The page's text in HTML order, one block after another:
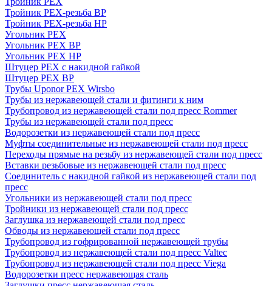
Тройник PEX-резьба ВР
Тройник PEX-резьба НР
Угольник PEX
Угольник PEX ВР
Угольник PEX НР
Штуцер PEX c накидной гайкой
Штуцер PEX ВР
Трубы Uponor PEX Wirsbo
Трубы из нержавеющей стали и фитинги к ним
Трубопровод из нержавеющей стали под пресс Rommer
Трубы из нержавеющей стали под пресс
Водорозетки из нержавеющей стали под пресс
Муфты соединительные из нержавеющей стали под пресс
Переходы прямые на резьбу из нержавеющей стали под пресс
Вставки резьбовые из нержавеющей стали под пресс
Соединитель с накидной гайкой из нержавеющей стали под
пресс
Угольники из нержавеющей стали под пресс
Тройники из нержавеющей стали под пресс
Заглушка из нержавеющей стали под пресс
Обводы из нержавеющей стали под пресс
Трубопровод из гофрированной нержавеющей трубы
Трубопровод из нержавеющей стали под пресс Valtec
Трубопровод из нержавеющей стали под пресс Viega
Водорозетки пресс нержавеющая сталь